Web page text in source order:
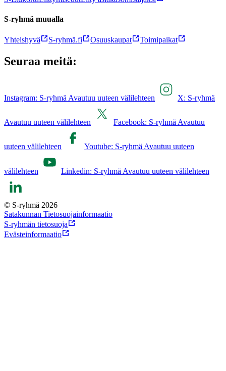
S-ryhmä muualla
Yhteishyvä S-ryhmä.fi Osuuskaupat Toimipaikat
Seuraa meitä:
Instagram: S-ryhmä Avautuu uuteen välilehteen X: S-ryhmä
Avautuu uuteen välilehteen Facebook: S-ryhmä Avautuu
uuteen välilehteen Youtube: S-ryhmä Avautuu uuteen
välilehteen Linkedin: S-ryhmä Avautuu uuteen välilehteen
© S-ryhmä 2026
Satakunnan Tietosuojainformaatio
S-ryhmän tietosuoja
Evästeinformaatio